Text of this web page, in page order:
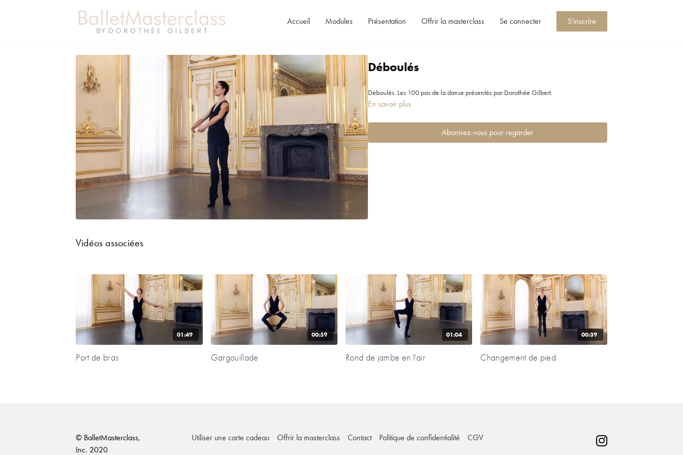
Accueil Modules Présentation Offrir la masterclass Se connecter S'inscrire
Déboulés
Déboulés. Les 100 pas de la danse présentés par Dorothée Gilbert.
En savoir plus
Abonnez-vous pour regarder
Vidéos associées
01:49
Port de bras
00:59
Gargouillade
01:04
Rond de jambe en l'air
00:39
Changement de pied
© BalletMasterclass,
Inc. 2020
Utiliser une carte cadeau Offrir la masterclass Contact Politique de confidentialité CGV